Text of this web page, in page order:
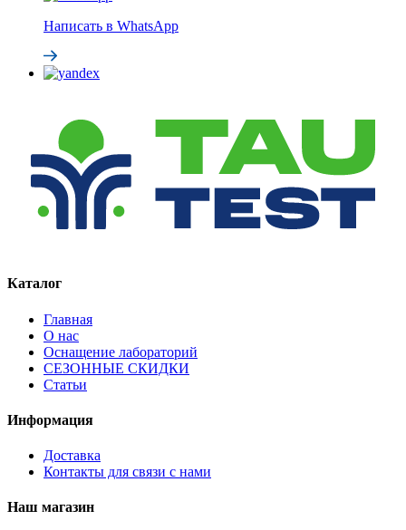
Написать в WhatsApp
Каталог
Главная
О нас
Оснащение лабораторий
СЕЗОННЫЕ СКИДКИ
Статьи
Информация
Доставка
Контакты для связи с нами
Наш магазин